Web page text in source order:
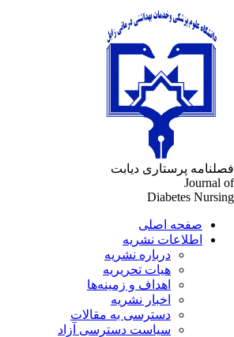
پرستاری دیابت
Journal
Diabetes
صفحه اصلی
اطلاعات نشریه
درباره نشریه
هیات تحریریه
اهداف و زمینه‌ها
اخبار نشریه
دسترسی به مقالات
سیاست دسترسی آزاد